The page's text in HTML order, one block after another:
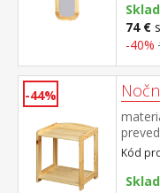
tiež
74 €
-40%
-44%
Kód